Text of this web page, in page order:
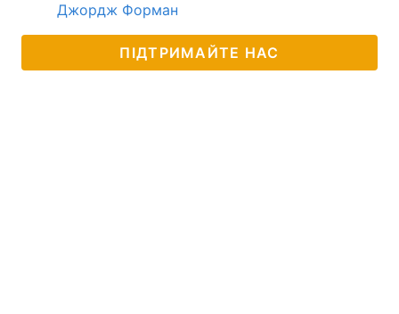
Джордж Форман
ПІДТРИМАЙТЕ НАС